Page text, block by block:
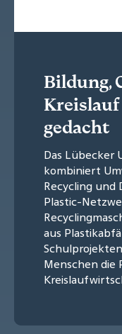
Bildung,
gedacht
Das Lübecker
kombiniert
Recycling und
Plastic-
aus
Menschen die